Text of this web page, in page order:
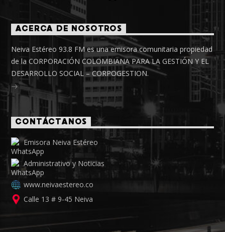
ACERCA DE NOSOTROS
Neiva Estéreo 93.8 FM es una emisora comunitaria propiedad
de la CORPORACIÓN COLOMBIANA PARA LA GESTIÓN Y EL
DESARROLLO SOCIAL – CORPOGESTION.
CONTÁCTANOS
Emisora Neiva Estéreo
Administrativo y Noticias
www.neivaestereo.co
Calle 13 # 9-45 Neiva